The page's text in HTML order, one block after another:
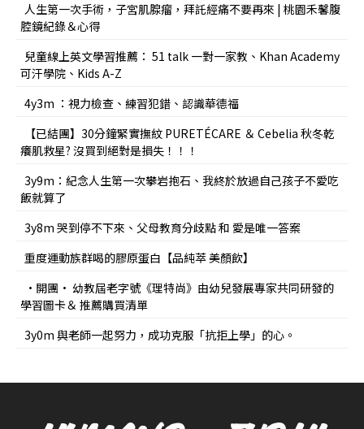
人生第一次手術，子宮肌腺瘤，拜託經痛不要再來 | 桃園禾馨腹
腔鏡紀錄＆心得
兒童線上英文學習推薦： 51 talk 一對一家教、Khan Academy
可汗學院、Kids A-Z
4y3m ：視力檢查、練習犯錯、認識華德福
【已結團】30分鐘緊實撫紋 PURETÉCARE ＆ Cebelia 秋冬乾
癢肌救星? 沒買到絕對是損失！！！
3y9m：紀念人生第一次攀岩抱石、我終於放過自己孩子不愛吃
飯就算了
3y8m 哭到停不下來、父母教育分歧點 和 愛是唯一答案
重度運動族群喝的膠原蛋白【品純萃 美顏飲】
•開團• 幼教屆老字號《理特尚》由幼兒發展專家共同研發的
學習圖卡＆ 推薦購買清單
3y0m 與老師一起努力，成功克服「抗拒上學」的心。